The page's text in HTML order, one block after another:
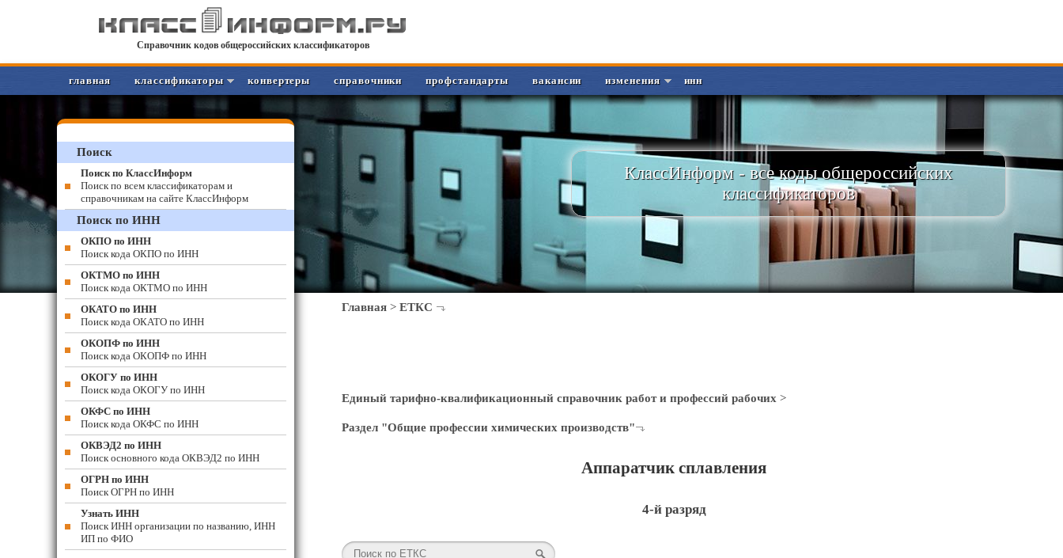
Справочник кодов общероссийских классификаторов
главная классификаторы конвертеры справочники профстандарты вакансии изменения инн
КлассИнформ - все коды общероссийских
классификаторов
Главная > ЕТКС
Единый тарифно-квалификационный справочник работ и профессий рабочих >
Раздел "Общие профессии химических производств"
Аппаратчик сплавления
4-й разряд
Поиск
Поиск по КлассИнформ
Поиск по всем классификаторам и
справочникам на сайте КлассИнформ
Поиск по ИНН
ОКПО по ИНН
Поиск кода ОКПО по ИНН
ОКТМО по ИНН
Поиск кода ОКТМО по ИНН
ОКАТО по ИНН
Поиск кода ОКАТО по ИНН
ОКОПФ по ИНН
Поиск кода ОКОПФ по ИНН
ОКОГУ по ИНН
Поиск кода ОКОГУ по ИНН
ОКФС по ИНН
Поиск кода ОКФС по ИНН
ОКВЭД2 по ИНН
Поиск основного кода ОКВЭД2 по ИНН
ОГРН по ИНН
Поиск ОГРН по ИНН
Узнать ИНН
Поиск ИНН организации по названию, ИНН
ИП по ФИО